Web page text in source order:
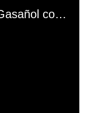
El mal momento de Yanina Gasañol con un hincha argentino en "Subrayado"